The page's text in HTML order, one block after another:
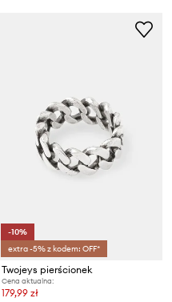
-10%
extra -5% z kodem: OFF*
Twojeys pierścionek
Cena aktualna:
179,99 zł